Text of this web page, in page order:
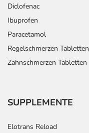
Diclofenac
Ibuprofen
Paracetamol
Regelschmerzen Tabletten
Zahnschmerzen Tabletten
SUPPLEMENTE
Elotrans Reload